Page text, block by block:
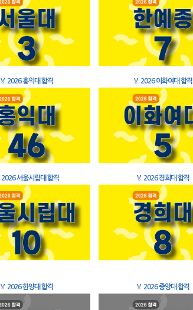
🏅 2026 홍익대 합격 🏅 2026 이화여대 합격
2026 서울시립대 합격 🏅 2026 경희대 합격
🏅 2026 한양대 합격 🏅 2026 중앙대 합격